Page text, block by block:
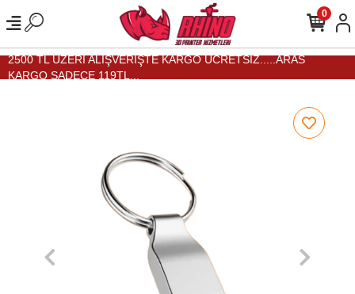
2500 TL ÜZERİ ALIŞVERİŞTE KARGO ÜCRETSİZ.....ARAS
KARGO SADECE 119TL...
0